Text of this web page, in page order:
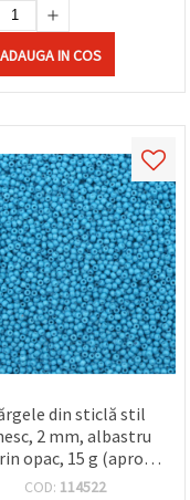
ADAUGA IN COS
din sticlă stil
2 mm, albastru
opac, 15 g (aprox.
2050 buc.)
COD: 114522